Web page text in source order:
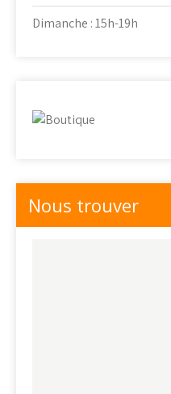
Dimanche : 15h-19h
Nous trouver